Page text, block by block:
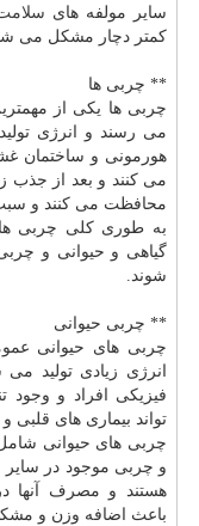
سایر مولفه های
كمتر دچار مشكل می
** چربی ها
چربی ها یكی از
می رسند و انرژی
هورمونی و ساختمان
می كنند و بعد از جذب
محافظت می كنند و
به طوری كلی چربی
گیاهی و حیوانی و
شوند.
** چربی حیوانی
چربی های حیوانی
انرژی زیادی تولید
فیزیكی افراد و
تواند بیماری های قلبی
چربی های حیوانی شامل
و چربی موجود در سایر
هستند و مصرف آنها
باعث اضافه وزن و